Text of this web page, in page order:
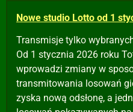
Nowe studio Lotto od 1
Transmisje tylko
Od 1 stycznia 2026 roku
wprowadzi zmiany w
transmitowania losowań
zyska nową odsłonę, a